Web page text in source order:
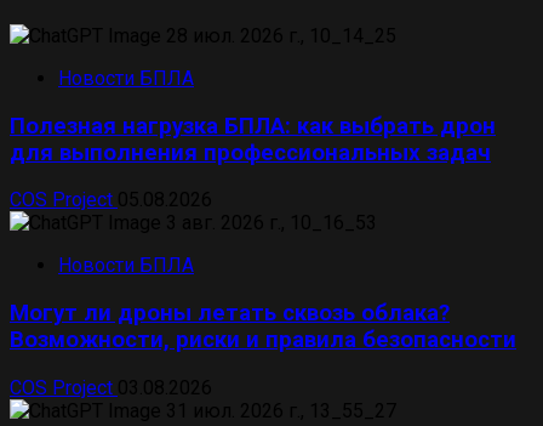
Новости БПЛА
Полезная нагрузка БПЛА: как выбрать дрон
для выполнения профессиональных задач
COS Project
Новости БПЛА
Могут ли дроны летать сквозь облака?
Возможности, риски и правила безопасности
COS Project